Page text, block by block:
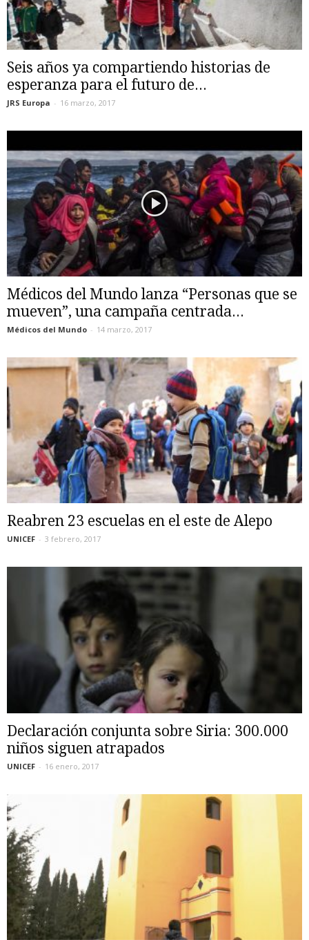
Seis años ya compartiendo historias de
esperanza para el futuro de...
JRS Europa - 16 marzo, 2017
Médicos del Mundo lanza “Personas que se
mueven”, una campaña centrada...
Médicos del Mundo - 14 marzo, 2017
Reabren 23 escuelas en el este de Alepo
UNICEF - 3 febrero, 2017
Declaración conjunta sobre Siria: 300.000
niños siguen atrapados
UNICEF - 16 enero, 2017